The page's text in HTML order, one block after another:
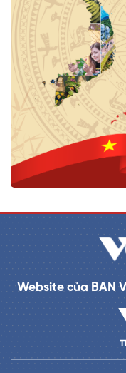
Website của BAN